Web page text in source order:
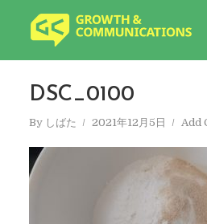
DSC_0100
By しばた 2021年12月5日 Add